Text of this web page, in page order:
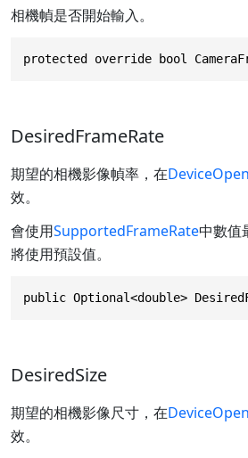
相機幀是否開始輸入。
protected override bool
DesiredFrameRate
期望的相機影像幀率，在
效。
會使用SupportedFrameRate中數值
將使用預設值。
public Optional<double>
DesiredSize
期望的相機影像尺寸，在
效。